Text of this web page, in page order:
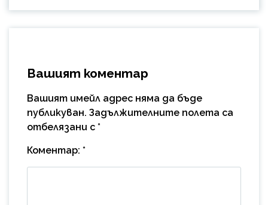
Вашият коментар
Вашият имейл адрес няма да бъде
публикуван. Задължителните полета са
отбелязани с *
Коментар: *